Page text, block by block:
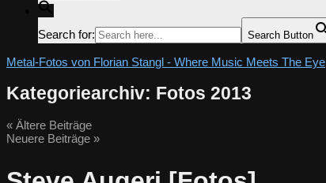
Search for: Search Button
Metal-Fotos von Florian Stangl - Where Music Meets The Eye
Kategoriearchiv: Fotos 2013
« Ältere Beiträge
Neuere Beiträge »